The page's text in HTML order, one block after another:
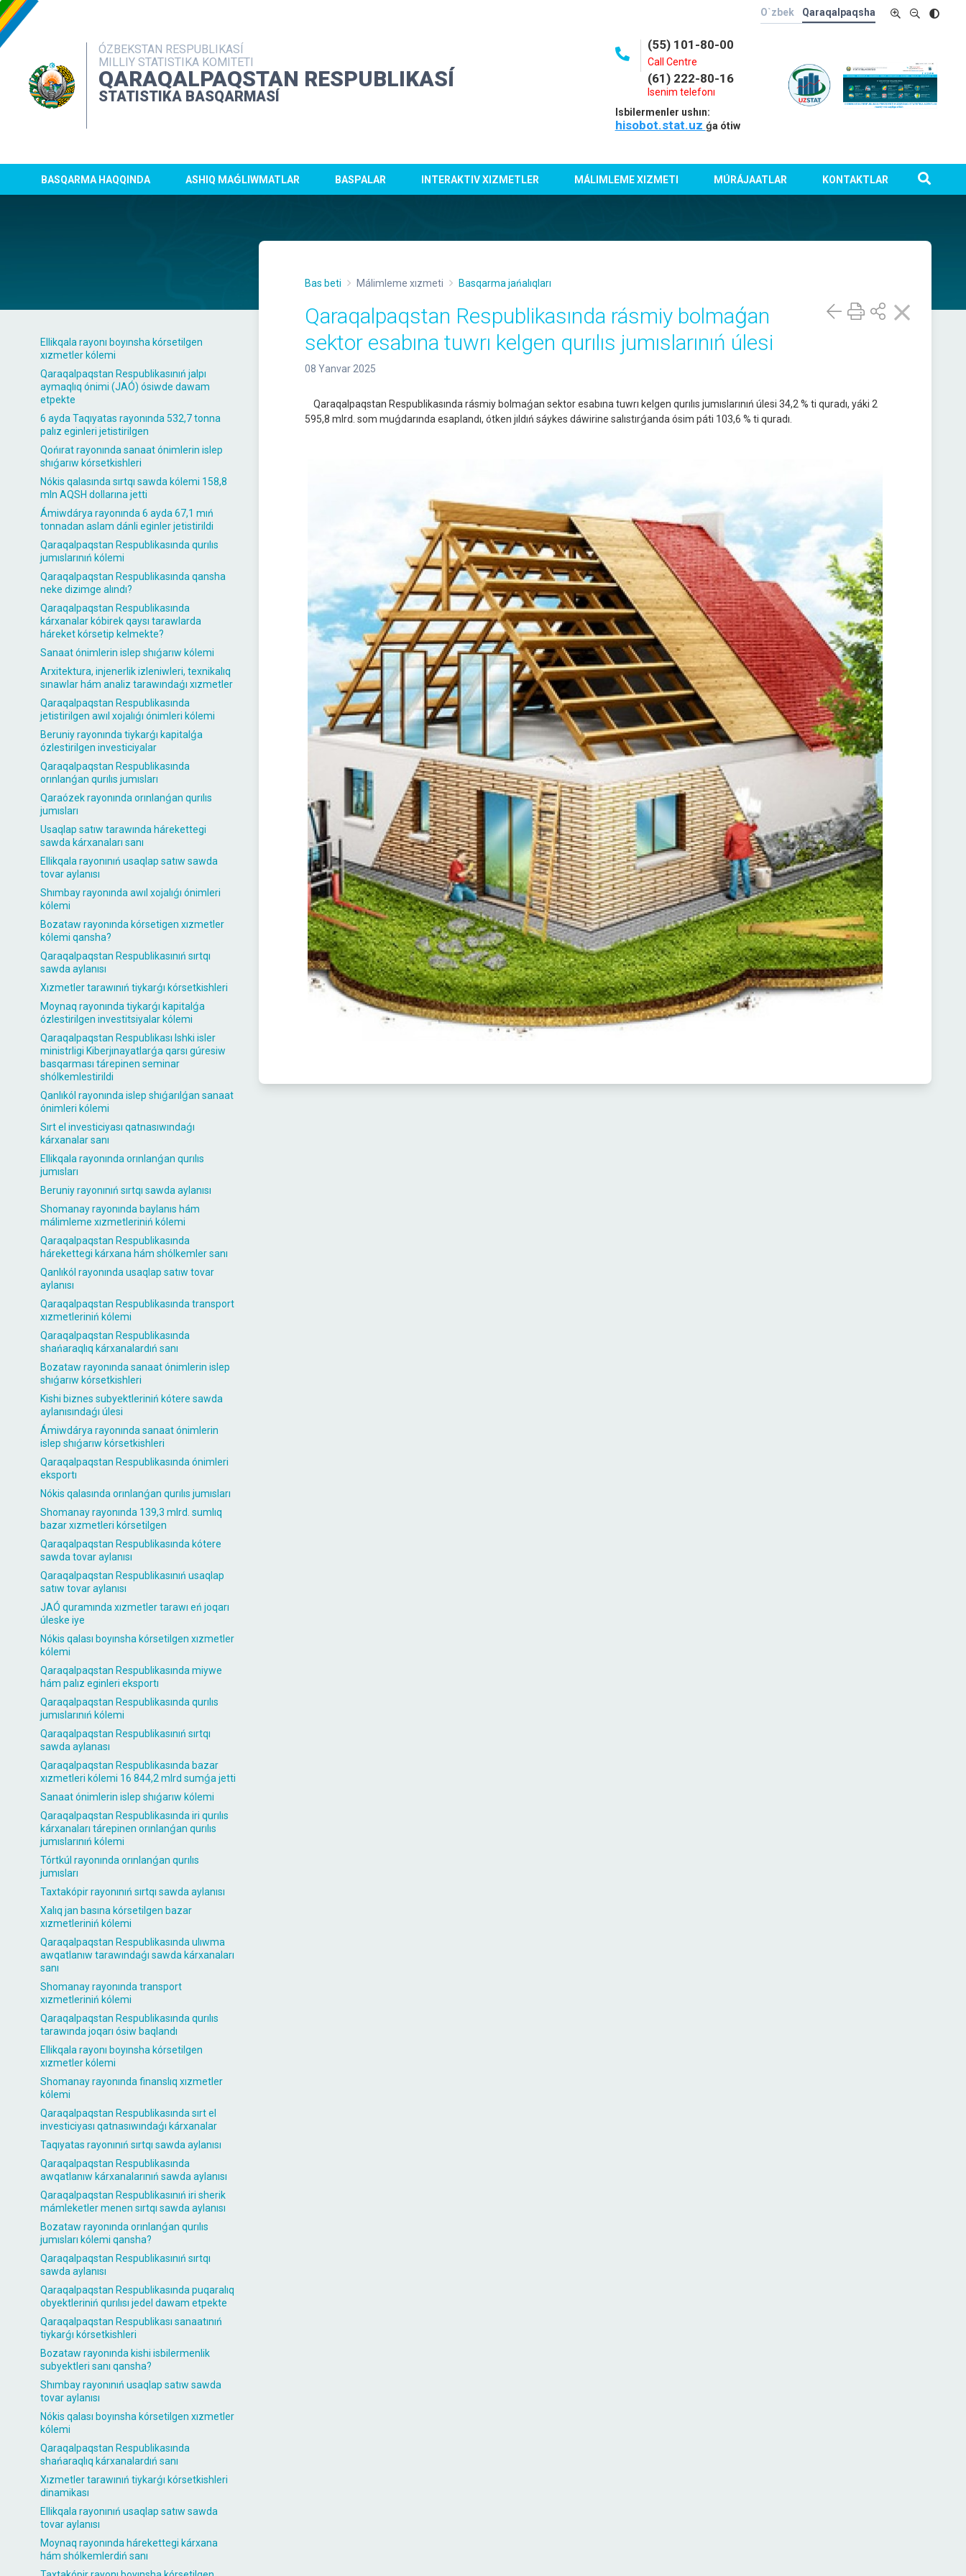
O`zbek Qaraqalpaqsha
ÓZBEKSTAN RESPUBLIKASÍ
MILLIY STATISTIKA KOMITETI
QARAQALPAQSTAN RESPUBLIKASÍ
STATISTIKA BASQARMASÍ
(55) 101-80-00
Call Centre
(61) 222-80-16
Isenim telefonı
Isbilermenler ushın:
hisobot.stat.uz ǵa ótiw
BASQARMA HAQQINDA ASHIQ MAǴLIWMATLAR BASPALAR INTERAKTIV XIZMETLER MÁLIMLEME XIZMETI MÚRÁJAATLAR KONTAKTLAR
Ellikqala rayonı boyınsha kórsetilgen
xızmetler kólemi
Qaraqalpaqstan Respublikasınıń jalpı
aymaqlıq ónimi (JAÓ) ósiwde dawam
etpekte
6 ayda Taqıyatas rayonında 532,7 tonna
palız eginleri jetistirilgen
Qońırat rayonında sanaat ónimlerin islep
shıǵarıw kórsetkishleri
Nókis qalasında sırtqı sawda kólemi 158,8
mln AQSH dollarına jetti
Ámiwdárya rayonında 6 ayda 67,1 mıń
tonnadan aslam dánli eginler jetistirildi
Qaraqalpaqstan Respublikasında qurılıs
jumıslarınıń kólemi
Qaraqalpaqstan Respublikasında qansha
neke dizimge alındı?
Qaraqalpaqstan Respublikasında
kárxanalar kóbirek qaysı tarawlarda
háreket kórsetip kelmekte?
Sanaat ónimlerin islep shıǵarıw kólemi
Arxitektura, injenerlik izleniwleri, texnikalıq
sınawlar hám analiz tarawındaǵı xızmetler
Qaraqalpaqstan Respublikasında
jetistirilgen awıl xojalıǵı ónimleri kólemi
Beruniy rayonında tiykarǵı kapitalǵa
ózlestirilgen investiciyalar
Qaraqalpaqstan Respublikasında
orınlanǵan qurılıs jumısları
Qaraózek rayonında orınlanǵan qurılıs
jumısları
Usaqlap satıw tarawında hárekettegi
sawda kárxanaları sanı
Ellikqala rayonınıń usaqlap satıw sawda
tovar aylanısı
Shımbay rayonında awıl xojalıǵı ónimleri
kólemi
Bozataw rayonında kórsetigen xızmetler
kólemi qansha?
Qaraqalpaqstan Respublikasınıń sırtqı
sawda aylanısı
Xızmetler tarawınıń tiykarǵı kórsetkishleri
Moynaq rayonında tiykarǵı kapitalǵa
ózlestirilgen investitsiyalar kólemi
Qaraqalpaqstan Respublikası Ishki isler
ministrligi Kiberjınayatlarǵa qarsı gúresiw
basqarması tárepinen seminar
shólkemlestirildi
Qanlıkól rayonında islep shıǵarılǵan sanaat
ónimleri kólemi
Sırt el investiciyası qatnasıwındaǵı
kárxanalar sanı
Ellikqala rayonında orınlanǵan qurılıs
jumısları
Beruniy rayonınıń sırtqı sawda aylanısı
Shomanay rayonında baylanıs hám
málimleme xızmetleriniń kólemi
Qaraqalpaqstan Respublikasında
hárekettegi kárxana hám shólkemler sanı
Qanlıkól rayonında usaqlap satıw tovar
aylanısı
Qaraqalpaqstan Respublikasında transport
xızmetleriniń kólemi
Qaraqalpaqstan Respublikasında
shańaraqlıq kárxanalardıń sanı
Bozataw rayonında sanaat ónimlerin islep
shıǵarıw kórsetkishleri
Kishi biznes subyektleriniń kótere sawda
aylanısındaǵı úlesi
Ámiwdárya rayonında sanaat ónimlerin
islep shıǵarıw kórsetkishleri
Qaraqalpaqstan Respublikasında ónimleri
eksportı
Nókis qalasında orınlanǵan qurılıs jumısları
Shomanay rayonında 139,3 mlrd. sumlıq
bazar xızmetleri kórsetilgen
Qaraqalpaqstan Respublikasında kótere
sawda tovar aylanısı
Qaraqalpaqstan Respublikasınıń usaqlap
satıw tovar aylanısı
JAÓ quramında xızmetler tarawı eń joqarı
úleske iye
Nókis qalası boyınsha kórsetilgen xızmetler
kólemi
Qaraqalpaqstan Respublikasında miywe
hám palız eginleri eksportı
Qaraqalpaqstan Respublikasında qurılıs
jumıslarınıń kólemi
Qaraqalpaqstan Respublikasınıń sırtqı
sawda aylanası
Qaraqalpaqstan Respublikasında bazar
xızmetleri kólemi 16 844,2 mlrd sumǵa jetti
Sanaat ónimlerin islep shıǵarıw kólemi
Qaraqalpaqstan Respublikasında iri qurılıs
kárxanaları tárepinen orınlanǵan qurılıs
jumıslarınıń kólemi
Tórtkúl rayonında orınlanǵan qurılıs
jumısları
Taxtakópir rayonınıń sırtqı sawda aylanısı
Xalıq jan basına kórsetilgen bazar
xızmetleriniń kólemi
Qaraqalpaqstan Respublikasında ulıwma
awqatlanıw tarawındaǵı sawda kárxanaları
sanı
Shomanay rayonında transport
xızmetleriniń kólemi
Qaraqalpaqstan Respublikasında qurılıs
tarawında joqarı ósiw baqlandı
Ellikqala rayonı boyınsha kórsetilgen
xızmetler kólemi
Shomanay rayonında finanslıq xızmetler
kólemi
Qaraqalpaqstan Respublikasında sırt el
investiciyası qatnasıwındaǵı kárxanalar
Taqıyatas rayonınıń sırtqı sawda aylanısı
Qaraqalpaqstan Respublikasında
awqatlanıw kárxanalarınıń sawda aylanısı
Qaraqalpaqstan Respublikasınıń iri sherik
mámleketler menen sırtqı sawda aylanısı
Bozataw rayonında orınlanǵan qurılıs
jumısları kólemi qansha?
Qaraqalpaqstan Respublikasınıń sırtqı
sawda aylanısı
Qaraqalpaqstan Respublikasında puqaralıq
obyektleriniń qurılısı jedel dawam etpekte
Qaraqalpaqstan Respublikası sanaatınıń
tiykarǵı kórsetkishleri
Bozataw rayonında kishi isbilermenlik
subyektleri sanı qansha?
Shımbay rayonınıń usaqlap satıw sawda
tovar aylanısı
Nókis qalası boyınsha kórsetilgen xızmetler
kólemi
Qaraqalpaqstan Respublikasında
shańaraqlıq kárxanalardıń sanı
Xızmetler tarawınıń tiykarǵı kórsetkishleri
dinamikası
Ellikqala rayonınıń usaqlap satıw sawda
tovar aylanısı
Moynaq rayonında hárekettegi kárxana
hám shólkemlerdiń sanı
Bas beti Málimleme xızmeti Basqarma jańalıqları
Qaraqalpaqstan Respublikasında rásmiy bolmaǵan
sektor esabına tuwrı kelgen qurılıs jumıslarınıń úlesi
08 Yanvar 2025
Qaraqalpaqstan Respublikasında rásmiy bolmaǵan sektor esabına tuwrı kelgen qurılıs jumıslarınıń úlesi 34,2 % ti quradı, yáki 2
595,8 mlrd. som muǵdarında esaplandı, ótken jıldıń sáykes dáwirine salıstırǵanda ósim páti 103,6 % ti quradı.